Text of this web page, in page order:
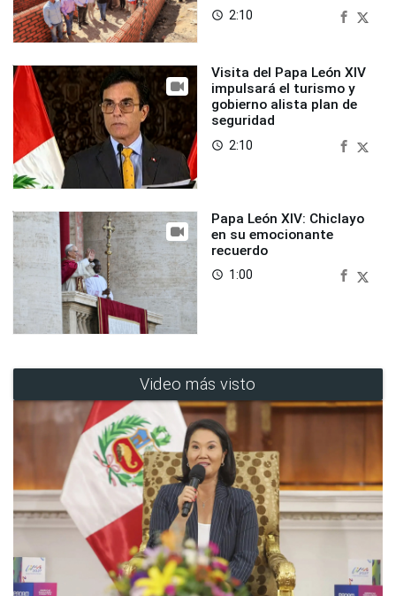
access_time 2:10
Visita del Papa León XIV
impulsará el turismo y
gobierno alista plan de
seguridad
access_time 2:10
Papa León XIV: Chiclayo
en su emocionante
recuerdo
access_time 1:00
Video más visto